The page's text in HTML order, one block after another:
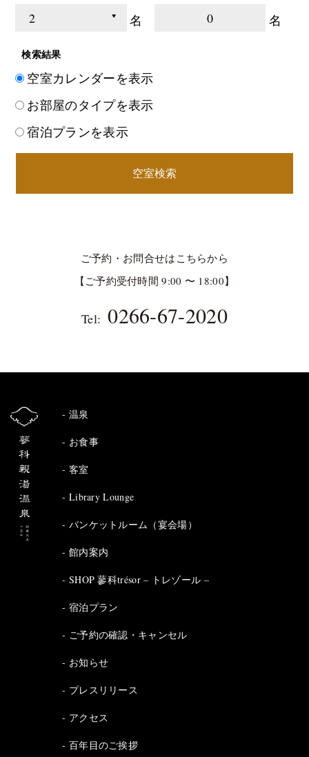
名 0 名
検索結果
空室カレンダーを表示
お部屋のタイプを表示
宿泊プランを表示
空室検索
ご予約・お問合せはこちらから
【ご予約受付時間 9:00 〜 18:00】
Tel: 0266-67-2020
温泉
お食事
客室
Library Lounge
バンケットルーム（宴会場）
館内案内
SHOP 蓼科trésor – トレゾール –
宿泊プラン
ご予約の確認・キャンセル
お知らせ
プレスリリース
アクセス
百年目のご挨拶